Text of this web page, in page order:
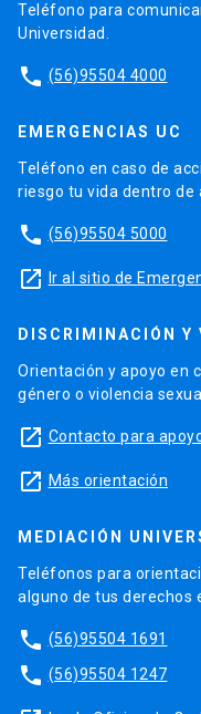
Teléfono para
Universidad.
phone (56)95504 4000
EMERGENCIAS UC
Teléfono en caso de
riesgo tu vida dentro de
phone (56)95504 5000
launch Ir al sitio de
DISCRIMINACIÓN Y
Orientación y apoyo en
género o violencia
launch Contacto para
launch Más orientación
MEDIACIÓN
Teléfonos para
alguno de tus derechos
phone (56)95504 1691
phone (56)95504 1247